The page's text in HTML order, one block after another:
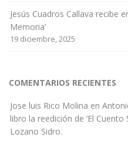
Jesús Cuadros Callava recibe
Memoria’
19 diciembre, 2025
COMENTARIOS RECIENTES
Jose luis Rico Molina en
libro la reedición de ‘El
Lozano Sidro.